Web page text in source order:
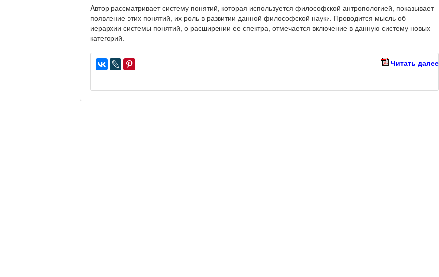
Aвтор рассматривает систему понятий, которая используется философской антропологией, показывает
появление этих понятий, их роль в развитии данной философской науки. Проводится мысль об
иерархии системы понятий, о расширении ее спектра, отмечается включение в данную систему новых
категорий.
Читать далее